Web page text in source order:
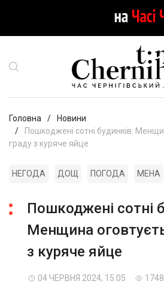
Головна
Новини
Пошкоджені сотні будинків:
граду з куряче яйце
НЕГОДА ДОЩ ПОГОДА МЕНА
Пошкоджені сотні
Менщина
з куряче яйце
04 ЧЕРВНЯ 2024, 15:05